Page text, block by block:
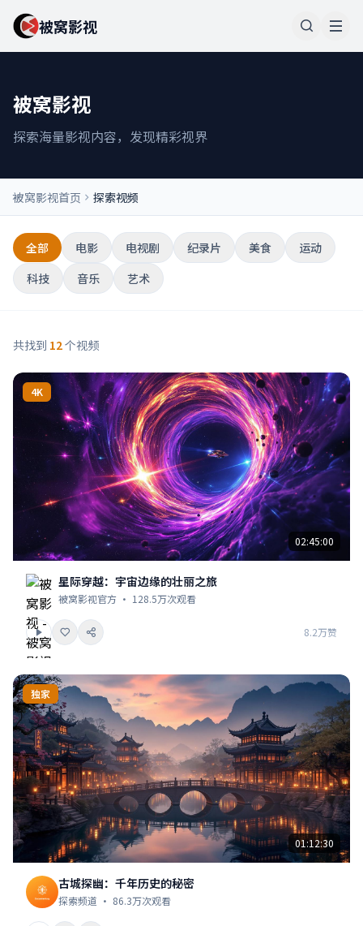
被窝影视
被窝影视
探索海量影视内容，发现精彩视界
被窝影视首页 探索视频
全部 电影 电视剧 纪录片 美食
运动
科技
音乐 艺术
共找到 12个视频
4K
02:45:00
星际穿越：宇宙边缘的壮丽之旅
被窝影视官方 · 128.5万次观看
8.2万赞
独家
01:12:30
古城探幽：千年历史的秘密
探索频道 · 86.3万次观看